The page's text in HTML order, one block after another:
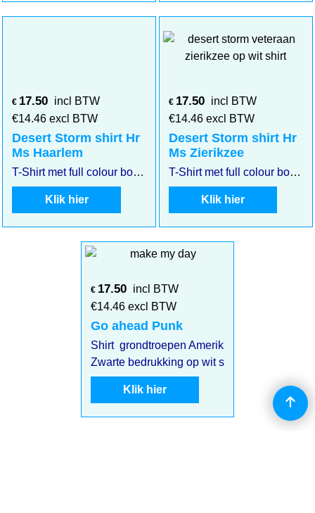
€ 17.50 incl BTW
€14.46 excl BTW
Desert Storm shirt Hr
Ms Haarlem
T-Shirt met full colour borstembleem Desert storm Hr. Ms. Haarlem
Klik hier
€ 17.50 incl BTW
€14.46 excl BTW
Desert Storm shirt Hr
Ms Zierikzee
T-Shirt met full colour borstembleem Desert storm Hr. Ms. Zierikzee. Klik op de afbeelding voor een vergroting
Klik hier
€ 17.50
incl BTW
€14.46 excl BTW
Go ahead Punk
Shirt grondtroepen Amerikaans leger eerste
Zwarte bedrukking op wit shirt
Klik hier